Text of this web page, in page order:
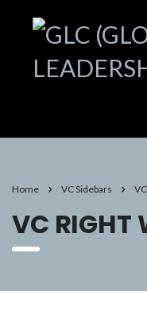
Home VC Sidebars
VC RIGHT